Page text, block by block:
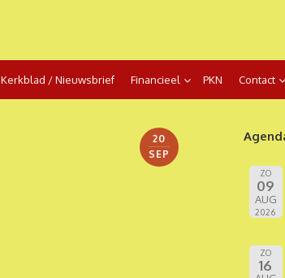
Kerkblad / Nieuwsbrief Financieel PKN Contact
20
SEP
ZO
09
AUG
2026
ZO
16